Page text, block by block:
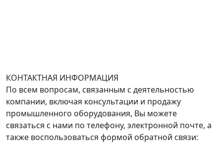
КОНТАКТНАЯ ИНФОРМАЦИЯ
По всем вопросам, связанным с деятельностью
компании, включая консультации и продажу
промышленного оборудования, Вы можете
связаться с нами по телефону, электронной почте, а
также воспользоваться формой обратной связи: